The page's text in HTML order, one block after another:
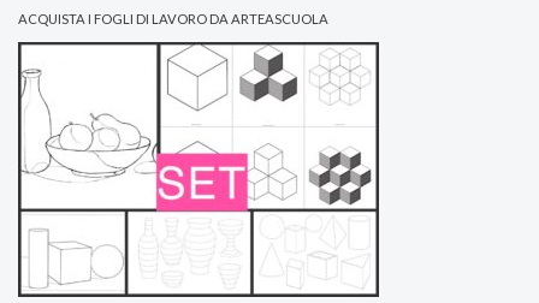
ACQUISTA I FOGLI DI LAVORO DA ARTEASCUOLA